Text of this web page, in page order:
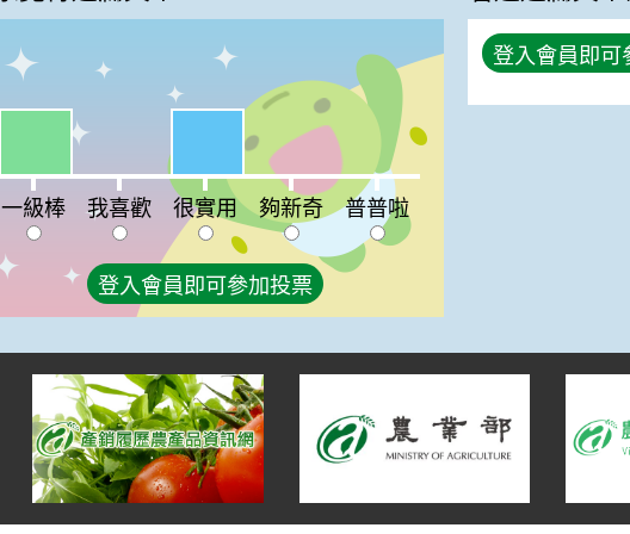
一級棒:50%
我喜歡:0% 夠新奇:0%普普啦:0%
一級棒 我喜歡 很實用 夠新奇 普普啦
登入會員即可參加投票
登入會員即可